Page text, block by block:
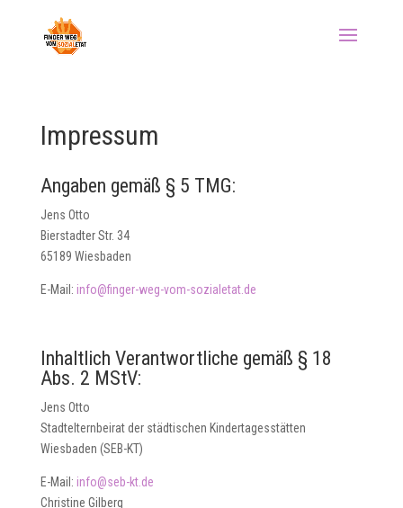
Impressum
Angaben gemäß § 5 TMG:
Jens Otto
Bierstadter Str. 34
65189 Wiesbaden
E-Mail: info@finger-weg-vom-sozialetat.de
Inhaltlich Verantwortliche gemäß § 18
Abs. 2 MStV:
Jens Otto
Stadtelternbeirat der städtischen Kindertagesstätten
Wiesbaden (SEB-KT)
E-Mail: info@seb-kt.de
Christine Gilberg